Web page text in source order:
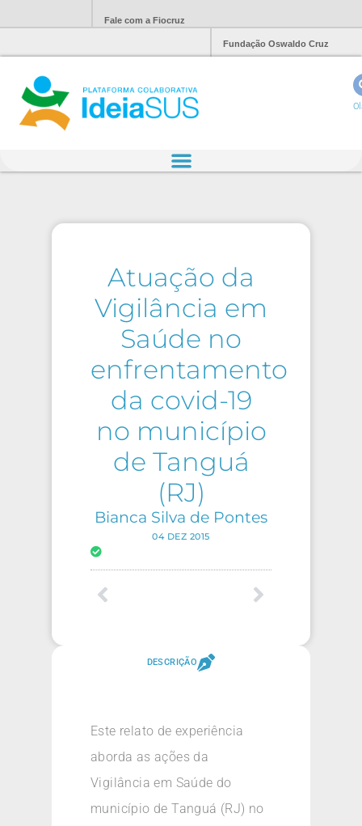
Fale com a Fiocruz
Fundação Oswaldo Cruz
Atuação da
Vigilância em
Saúde no
enfrentamento
da covid-19
no município
de Tanguá
(RJ)
Bianca Silva de Pontes
04 DEZ 2015
DESCRIÇÃO
Este relato de experiência
aborda as ações da
Vigilância em Saúde do
município de Tanguá (RJ) no